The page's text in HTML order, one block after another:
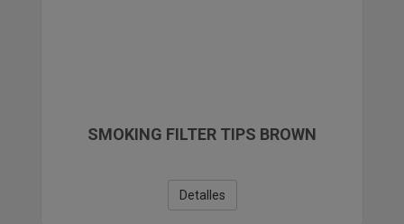
SMOKING FILTER TIPS BROWN
Detalles